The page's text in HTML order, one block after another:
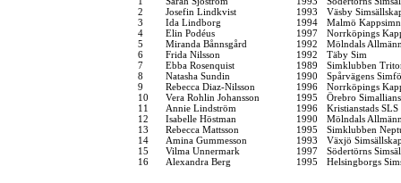
2
Josefin Lindkvist 1993
Väsby
3
Ida Lindborg 1994
Malmö
4
Elin Podéus 1997
Norrköpings
5
Miranda Bånnsgård 1992
Mölndals
6
Frida Nilsson 1992
Täby Sim
7
Ebba Rosenquist 1989
Simklubben
8
Natasha Sundin 1990
Spårvägens
9
Rebecca Diaz-Nilsson 1996
Norrköpings
10
Vera Rohlin Johansson 1995
Örebro Simallians
11
Annie Lindström 1996
Kristianstads SLS
12
Isabelle Höstman 1990
Mölndals
13
Rebecca Mattsson 1995
Simklubben
14
Amina Gummesson 1993
Växjö
15
Vilma Unnermark 1997
Södertörns
16
Alexandra Berg 1995 Helsingborgs